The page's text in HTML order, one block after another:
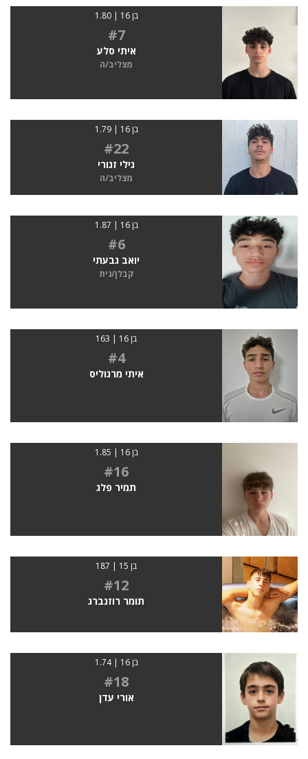
בן 16 | 1.80
#7
איתי סלע
מצליב/ה
בן 16 | 1.79
#22
גילי זגורי
מצליב/ה
בן 16 | 1.87
#6
יואב גבעתי
קבלן/נית
בן 16 | 163
#4
איתי מרגוליס
בן 16 | 1.85
#16
תמיר פלג
בן 15 | 187
#12
תומר רוזנברג
בן 16 | 1.74
#18
אורי עדן